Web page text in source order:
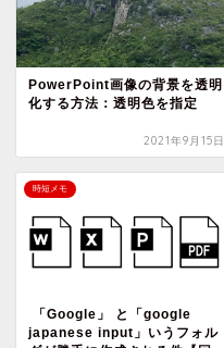
PowerPoint画像の背景を透明
化する方法：透明色を指定
2021年9月15日
時短メモ
「Google」 と「google
japanese input」いうフォル